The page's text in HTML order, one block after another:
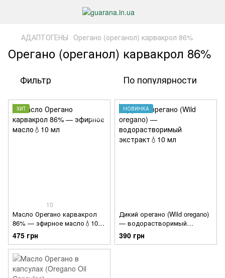
АДАПТОГЕНЫ Орегано (ореганол) карвакрол 86%
Орегано (ореганол) карвакрол 86%
Фильтр По популярности
ХИТ
10
Масло Орегано карвакрол
86% — эфирное масло💧10
мл
475 грн
НОВИНКА
Дикий орегано (Wild oregano)
— водорастворимый
экстракт💧10 мл
390 грн